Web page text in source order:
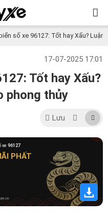
số xe 96127: Tốt hay Xấu?
17-07-2025 17:01
Tốt hay Xấu?
phong thủy
Lưu
xe 96127
PHẤT